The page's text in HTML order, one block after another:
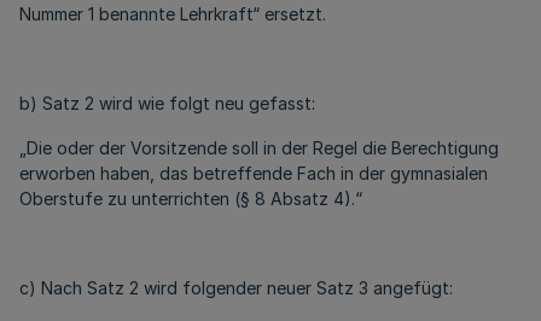
Nummer 1 benannte Lehrkraft“ ersetzt.
b) Satz 2 wird wie folgt neu gefasst:
„Die oder der Vorsitzende soll in der Regel die Berechtigung
erworben haben, das betreffende Fach in der gymnasialen
Oberstufe zu unterrichten (§ 8 Absatz 4).“
c) Nach Satz 2 wird folgender neuer Satz 3 angefügt: